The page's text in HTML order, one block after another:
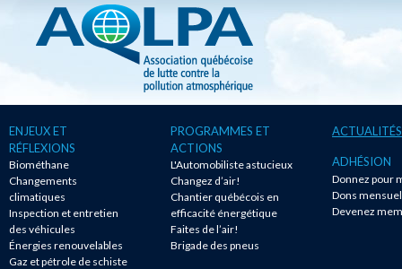
ENJEUX ET
RÉFLEXIONS
Biométhane
Changements
climatiques
Inspection et entretien
des véhicules
Énergies renouvelables
Gaz et pétrole de schiste
PROGRAMMES ET
ACTIONS
L'Automobiliste astucieux
Changez d’air!
Chantier québécois en
efficacité énergétique
Faites de l’air!
Brigade des pneus
ACTUALITÉS
ADHÉSION
Donnez pour
Dons
Devenez